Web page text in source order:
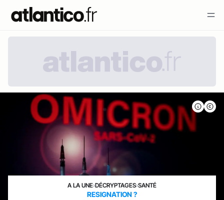
A LA UNE›DÉCRYPTAGES›SANTÉ
RESIGNATION ?